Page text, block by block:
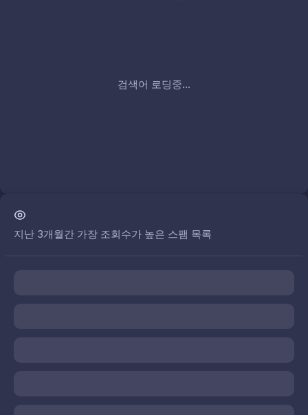
검색어 로딩중...
지난 3개월간 가장 조회수가 높은 스팸 목록